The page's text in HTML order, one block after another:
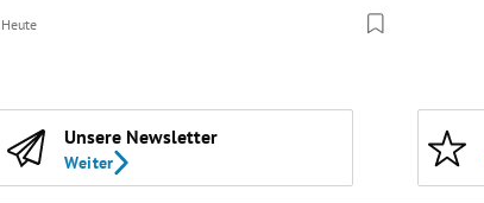
Heute
Unsere Newsletter
Weiter